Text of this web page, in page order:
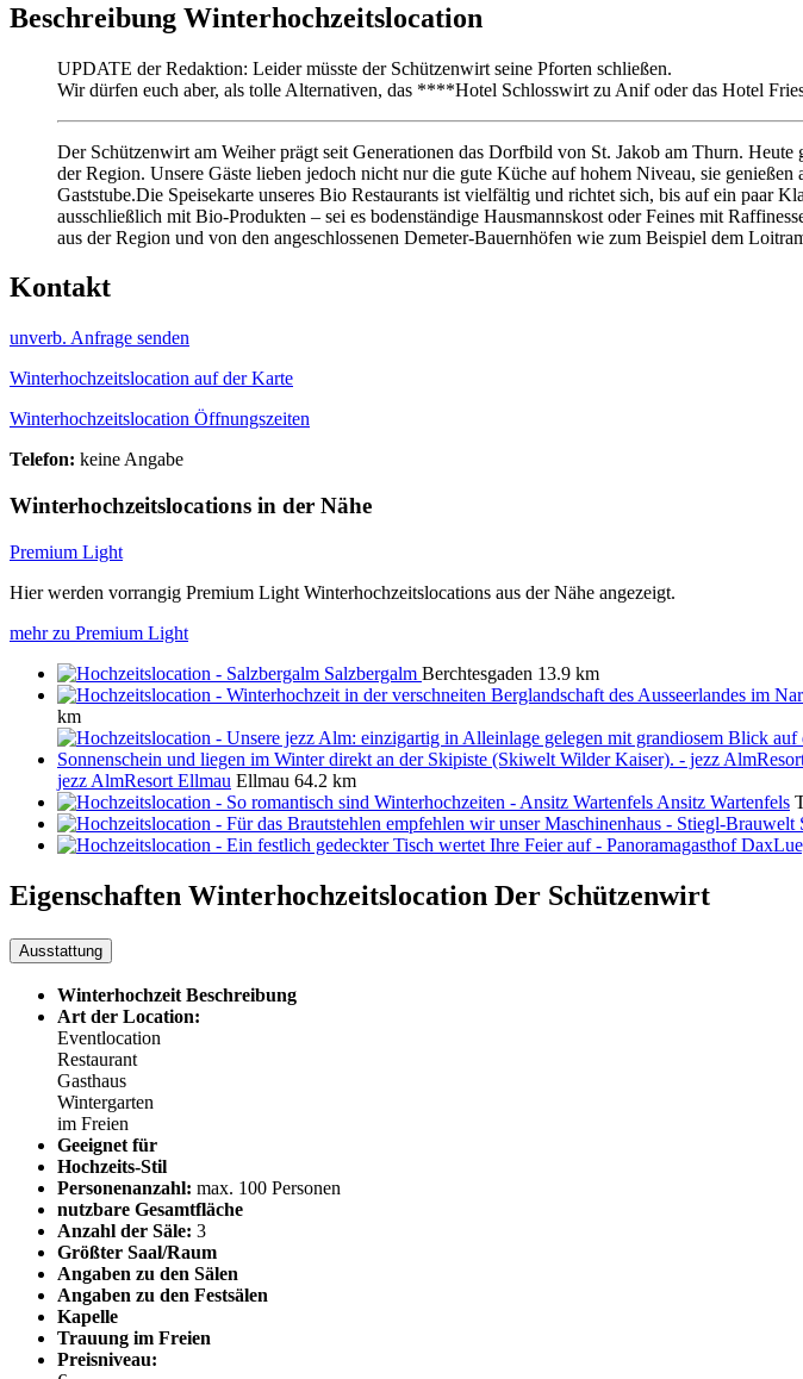
Beschreibung Winterhochzeitslocation
UPDATE der Redaktion: Leider müsste der Schützenwirt seine Pforten schließen.
Wir dürfen euch aber, als tolle Alternativen, das ****Hotel Schlosswirt zu Anif oder das Hotel
Der Schützenwirt am Weiher prägt seit Generationen das Dorfbild von St. Jakob am Thurn.
der Region. Unsere Gäste lieben jedoch nicht nur die gute Küche auf hohem Niveau, sie
Gaststube.Die Speisekarte unseres Bio Restaurants ist vielfältig und richtet sich, bis auf ein paar
ausschließlich mit Bio-Produkten – sei es bodenständige Hausmannskost oder Feines mit
aus der Region und von den angeschlossenen Demeter-Bauernhöfen wie zum Beispiel dem
Kontakt
unverb. Anfrage senden
Winterhochzeitslocation auf der Karte
Winterhochzeitslocation Öffnungszeiten
Telefon: keine Angabe
Winterhochzeitslocations in der Nähe
Premium Light
Hier werden vorrangig Premium Light Winterhochzeitslocations aus der Nähe angezeigt.
mehr zu Premium Light
Salzbergalm Berchtesgaden 13.9 km
km
jezz AlmResort Ellmau Ellmau 64.2 km
Ansitz Wartenfels
Eigenschaften Winterhochzeitslocation Der Schützenwirt
Ausstattung
Winterhochzeit Beschreibung
Art der Location:
Eventlocation
Restaurant
Gasthaus
Wintergarten
im Freien
Geeignet für
Hochzeits-Stil
Personenanzahl: max. 100 Personen
nutzbare Gesamtfläche
Anzahl der Säle: 3
Größter Saal/Raum
Angaben zu den Sälen
Angaben zu den Festsälen
Kapelle
Trauung im Freien
Preisniveau: